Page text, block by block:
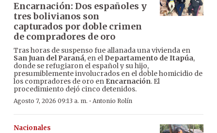
Encarnación: Dos españoles y
tres bolivianos son
capturados por doble crimen
de compradores de oro
Tras horas de suspenso fue allanada una vivienda en
San Juan del Paraná, en el Departamento de Itapúa,
donde se refugiaron el español y su hijo,
presumiblemente involucrados en el doble homicidio de
los compradores de oro en Encarnación. El
procedimiento dejó cinco detenidos.
Agosto 7, 2026 09:13 a. m. · Antonio Rolín
Nacionales